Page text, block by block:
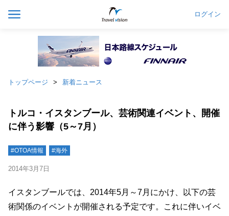
ログイン
トップページ 新着ニュース
トルコ・イスタンブール、芸術関連イベント、開催
に伴う影響（5～7月）
#OTOA情報 #海外
2014年3月7日
イスタンブールでは、2014年5月～7月にかけ、以下の芸
術関係のイベントが開催される予定です。これに伴いイベ